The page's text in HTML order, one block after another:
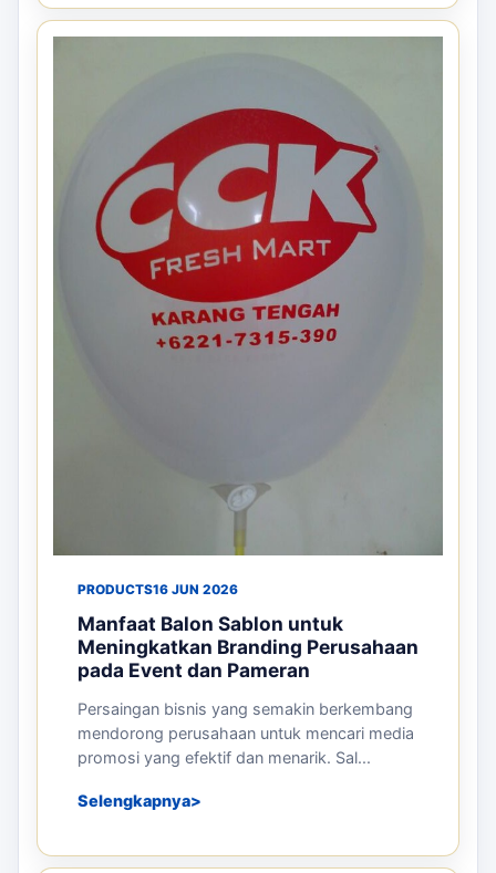
PRODUCTS16 JUN 2026
Manfaat Balon Sablon untuk
Meningkatkan Branding Perusahaan
pada Event dan Pameran
Persaingan bisnis yang semakin berkembang
mendorong perusahaan untuk mencari media
promosi yang efektif dan menarik. Sal...
Selengkapnya